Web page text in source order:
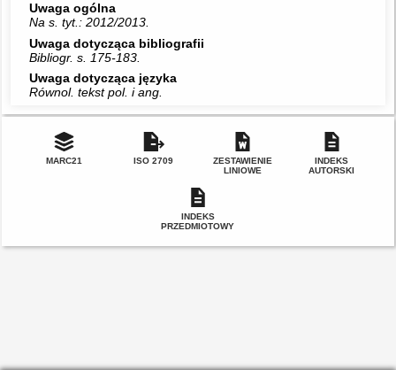
Uwaga ogólna
Na s. tyt.: 2012/2013.
Uwaga dotycząca bibliografii
Bibliogr. s. 175-183.
Uwaga dotycząca języka
Równol. tekst pol. i ang.
MARC21 ISO 2709
ZESTAWIENIE
LINIOWE
INDEKS
AUTORSKI
INDEKS
PRZEDMIOTOWY